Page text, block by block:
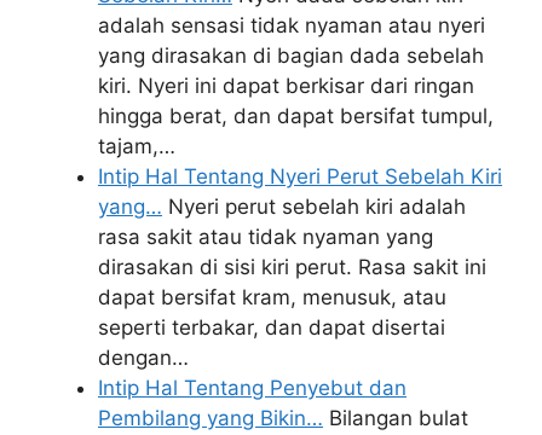
adalah sensasi tidak nyaman atau nyeri
yang dirasakan di bagian dada sebelah
kiri. Nyeri ini dapat berkisar dari ringan
hingga berat, dan dapat bersifat tumpul,
tajam,…
Intip Hal Tentang Nyeri Perut Sebelah Kiri
yang… Nyeri perut sebelah kiri adalah
rasa sakit atau tidak nyaman yang
dirasakan di sisi kiri perut. Rasa sakit ini
dapat bersifat kram, menusuk, atau
seperti terbakar, dan dapat disertai
dengan…
Intip Hal Tentang Penyebut dan
Pembilang yang Bikin… Bilangan bulat